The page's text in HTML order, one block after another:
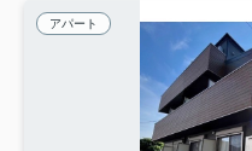
アパート